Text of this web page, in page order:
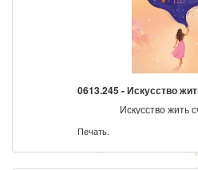
0613.245 - Искусство
Искусство жить
Печать.